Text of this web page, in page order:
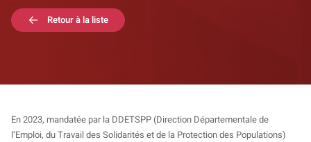
Retour à la liste
En 2023, mandatée par la DDETSPP (Direction Départementale de
l’Emploi, du Travail des Solidarités et de la Protection des Populations)